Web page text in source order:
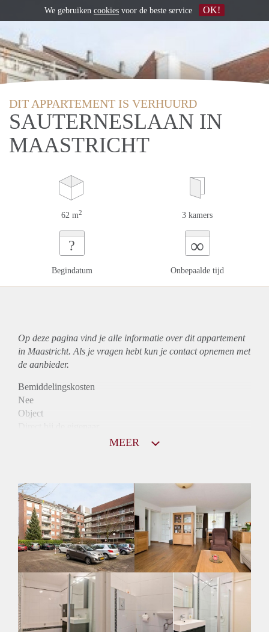
DIT APPARTEMENT IS VERHUURD
SAUTERNESLAAN IN
MAASTRICHT
62 m2 3 kamers
?
Begindatum
∞
Onbepaalde tijd
Op deze pagina vind je alle informatie over ditappartement
in Maastricht. Als je vragen hebt kun je contact opnemen met
de aanbieder.
Bemiddelingskosten
Nee
Object
Huurtoeslag
Mogelijk
Inkomen eis
N.V.T.
Huurtermijn
Onbepaalde termijn
Oplevering
Kaal
MEER
We gebruiken cookies voor de beste service OK!